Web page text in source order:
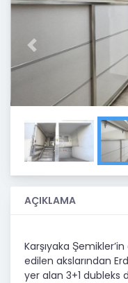
Previous
AÇIKLAMA
Karşıyaka
edilen akslarından
yer alan 3+1 dubleks